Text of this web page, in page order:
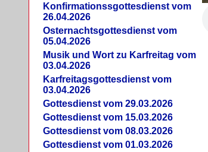
Konfirmationssgottesdienst vom
26.04.2026
Osternachtsgottesdienst vom
05.04.2026
Musik und Wort zu Karfreitag vom
03.04.2026
Karfreitagsgottesdienst vom
03.04.2026
Gottesdienst vom 29.03.2026
Gottesdienst vom 15.03.2026
Gottesdienst vom 08.03.2026
Gottesdienst vom 01.03.2026